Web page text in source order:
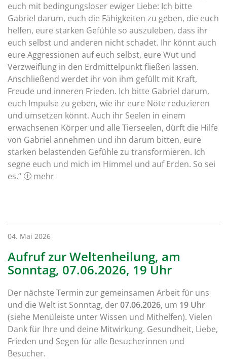
euch mit bedingungsloser ewiger Liebe: Ich bitte
Gabriel darum, euch die Fähigkeiten zu geben, die euch
helfen, eure starken Gefühle so auszuleben, dass ihr
euch selbst und anderen nicht schadet. Ihr könnt auch
eure Aggressionen auf euch selbst, eure Wut und
Verzweiflung in den Erdmittelpunkt fließen lassen.
Anschließend werdet ihr von ihm gefüllt mit Kraft,
Freude und inneren Frieden. Ich bitte Gabriel darum,
euch Impulse zu geben, wie ihr eure Nöte reduzieren
und umsetzen könnt. Auch ihr Seelen in einem
erwachsenen Körper und alle Tierseelen, dürft die Hilfe
von Gabriel annehmen und ihn darum bitten, eure
starken belastenden Gefühle zu transformieren. Ich
segne euch und mich im Himmel und auf Erden. So sei
es.“
mehr
04. Mai 2026
Aufruf zur Weltenheilung, am
Sonntag, 07.06.2026, 19 Uhr
Der nächste Termin zur gemeinsamen Arbeit für uns
und die Welt ist Sonntag, der07.06.2026, um 19 Uhr
(siehe Menüleiste unter Wissen und Mithelfen). Vielen
Dank für Ihre und deine Mitwirkung. Gesundheit, Liebe,
Frieden und Segen für alle Besucherinnen und
Besucher.